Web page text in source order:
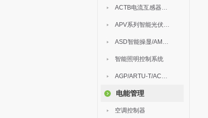
ACTB电流互感器过电压保护器
APV系列智能光伏汇流箱
ASD智能操显/AM中压保护
智能照明控制系统
AGP/ARTU-T/ACM/ADDC
电能管理
空调控制器